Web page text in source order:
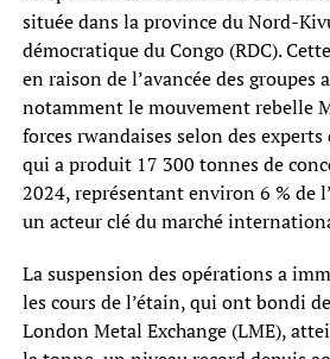
située dans la province du Nord-
démocratique du Congo (RDC).
en raison de l’avancée des groupes
notamment le mouvement rebelle
forces rwandaises selon des experts
qui a produit 17 300 tonnes de
2024, représentant environ 6 % de
un acteur clé du marché
La suspension des opérations a
les cours de l’étain, qui ont bondi
London Metal Exchange (LME),